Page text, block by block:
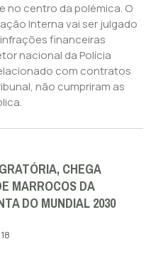
no centro da polémica. O
Interna vai ser julgado
financeiras
nacional da Polícia
com contratos
não cumpriram as
CHEGA
MARROCOS DA
DO MUNDIAL 2030